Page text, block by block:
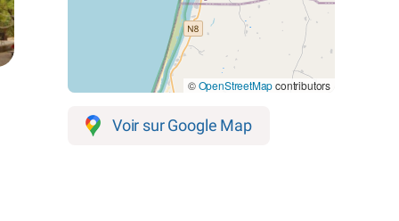
©OpenStreetMapcontributors
Voir sur Google Map